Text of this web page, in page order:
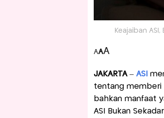
Keajaiban
AAA
JAKARTA – ASI
tentang memberi
bahkan manfaat
ASI Bukan